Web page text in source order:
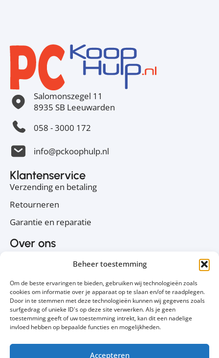
Beheer toestemming
Om de beste ervaringen te bieden, gebruiken wij technologieën zoals
cookies om informatie over je apparaat op te slaan en/of te raadplegen.
Door in te stemmen met deze technologieën kunnen wij gegevens zoals
surfgedrag of unieke ID's op deze site verwerken. Als je geen
toestemming geeft of uw toestemming intrekt, kan dit een nadelige
invloed hebben op bepaalde functies en mogelijkheden.
Accepteren
Salomonszegel 11
8935 SB Leeuwarden
058 - 3000 172
info@pckoophulp.nl
Klantenservice
Verzending en betaling
Retourneren
Garantie en reparatie
Over ons
Cookiebeleid
Contact
Volg ons